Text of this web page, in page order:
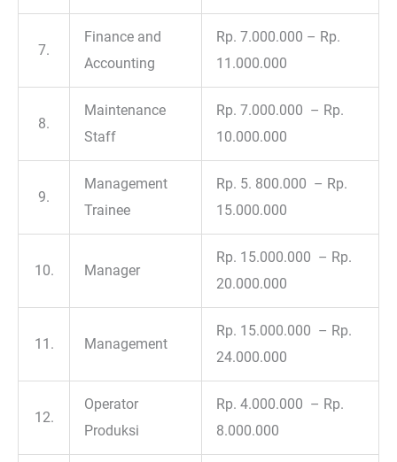
7.
Finance and
Accounting
Rp. 7.000.000 – Rp.
11.000.000
8.
Maintenance
Staff
Rp. 7.000.000 – Rp.
10.000.000
9.
Management
Trainee
Rp. 5. 800.000 – Rp.
15.000.000
10. Manager
Rp. 15.000.000 – Rp.
20.000.000
11. Management
Rp. 15.000.000 – Rp.
24.000.000
12.
Operator
Produksi
Rp. 4.000.000 – Rp.
8.000.000